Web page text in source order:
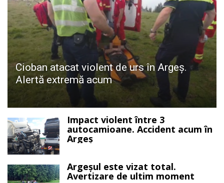
Cioban atacat violent de urs în Argeș.
Alertă extremă acum
Impact violent între 3
autocamioane. Accident acum în
Argeș
Argeșul este vizat total.
Avertizare de ultim moment